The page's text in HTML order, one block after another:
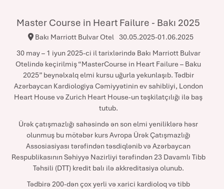
Master Course in Heart Failure - Bakı 2025
Bakı Marriott Bulvar Otel 30.05.2025-01.06.2025
30 may – 1 iyun 2025-ci il tarixlərində Bakı Marriott Bulvar
Otelində keçirilmiş “MasterCourse in Heart Failure – Baku
2025” beynəlxalq elmi kursu uğurla yekunlaşıb. Tədbir
Azərbaycan Kardiologiya Cəmiyyətinin ev sahibliyi, London
Heart House və Zurich Heart House-un təşkilatçılığı ilə baş
tutub.
Ürək çatışmazlığı sahəsində ən son elmi yeniliklərə həsr
olunmuş bu mötəbər kurs Avropa Ürək Çatışmazlığı
Assosiasiyası tərəfindən təsdiqlənib və Azərbaycan
Respublikasının Səhiyyə Nazirliyi tərəfindən 23 Davamlı Tibb
Təhsili (DTT) kredit balı ilə akkreditasiya olunub.
Tədbirə 200-dən çox yerli və xarici kardioloq və tibb